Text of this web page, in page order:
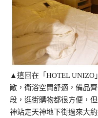
▲這回在「HOTEL UNIZO
敞，衛浴空間舒適，備品
段，逛街購物都很方便，
神站走天神地下街過來大